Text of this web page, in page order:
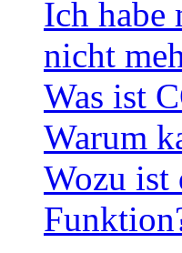
Ich habe
nicht
Was ist
Warum
Wozu ist